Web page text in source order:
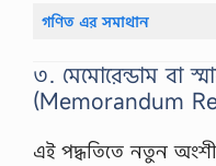
গণিত এর সমাথান
৩. মেমোরেন্ডাম বা
(Memorandum
এই পদ্ধতিতে নতুন